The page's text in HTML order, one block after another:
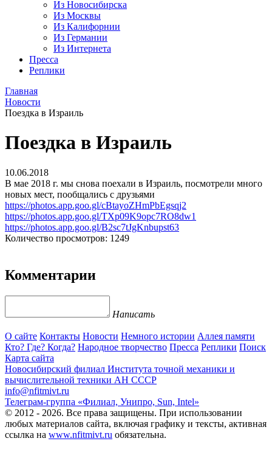
Из Новосибирска
Из Москвы
Из Калифорнии
Из Германии
Из Интернета
Пресса
Реплики
Главная
Новости
Поездка в Израиль
Поездка в Израиль
10.06.2018
В мае 2018 г. мы снова поехали в Израиль, посмотрели много
новых мест, пообщались с друзьями
https://photos.app.goo.gl/cBtayoZHmPbEgsqj2
https://photos.app.goo.gl/TXp09K9opc7RO8dw1
https://photos.app.goo.gl/B2sc7tJgKnbupst63
Количество просмотров: 1249
Комментарии
Написать
О сайте Контакты Новости Немного истории Аллея памяти
Кто? Где? Когда? Народное творчество Пресса Реплики Поиск
Карта сайта
Новосибирский филиал Института точной механики и
вычислительной техники АН СССР
info@nfitmivt.ru
Телеграм-группа «Филиал, Унипро, Sun, Intel»
© 2012 - 2026. Все права защищены. При использовании
любых материалов сайта, включая графику и тексты, активная
ссылка на www.nfitmivt.ru обязательна.